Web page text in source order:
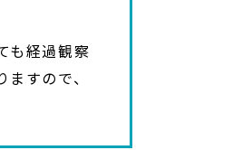
も経過観察
すので、